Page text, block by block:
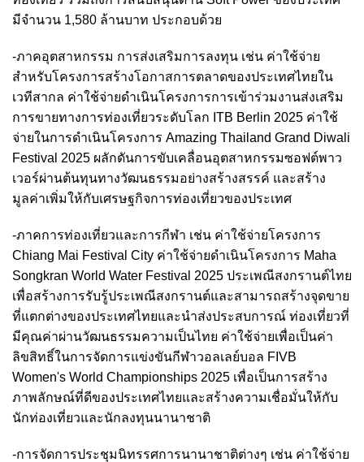
มีจำนวน 1,580 ล้านบาท ประกอบด้วย
-ภาคอุตสาหกรรม การส่งเสริมการลงทุน เช่น ค่าใช้จ่าย
สำหรับโครงการสร้างโอกาสการตลาดของประเทศไทยใน
เวทีสากล ค่าใช้จ่ายดำเนินโครงการการเข้าร่วมงานส่งเสริม
การขายทางการท่องเที่ยวระดับโลก ITB Berlin 2025 ค่าใช้
จ่ายในการดำเนินโครงการ Amazing Thailand Grand Diwali
Festival 2025 ผลักดันการขับเคลื่อนอุตสาหกรรมซอฟต์พาว
เวอร์ผ่านต้นทุนทางวัฒนธรรมอย่างสร้างสรรค์ และสร้าง
มูลค่าเพิ่มให้กับเศรษฐกิจการท่องเที่ยวของประเทศ
-ภาคการท่องเที่ยวและการกีฬา เช่น ค่าใช้จ่ายโครงการ
Chiang Mai Festival City ค่าใช้จ่ายดำเนินโครงการ Maha
Songkran World Water Festival 2025 ประเพณีสงกรานต์ไทย
เพื่อสร้างการรับรู้ประเพณีสงกรานต์และสามารถสร้างจุดขาย
ที่แตกต่างของประเทศไทยและนำส่งประสบการณ์ ท่องเที่ยวที่
มีคุณค่าผ่านวัฒนธรรมความเป็นไทย ค่าใช้จ่ายเพื่อเป็นค่า
ลิขสิทธิ์ในการจัดการแข่งขันกีฬาวอลเลย์บอล FIVB
Women's World Championships 2025 เพื่อเป็นการสร้าง
ภาพลักษณ์ที่ดีของประเทศไทยและสร้างความเชื่อมั่นให้กับ
นักท่องเที่ยวและนักลงทุนนานาชาติ
-การจัดการประชุมนิทรรศการนานาชาติต่างๆ เช่น ค่าใช้จ่าย